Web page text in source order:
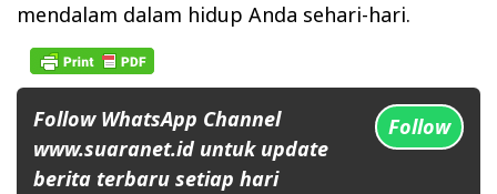
mendalam dalam hidup Anda sehari-hari.
Follow WhatsApp Channel
www.suaranet.id untuk update
berita terbaru setiap hari
Follow